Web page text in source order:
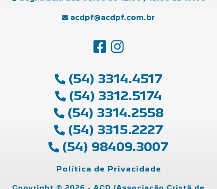
acdpf@acdpf.com.br
(54) 3314.4517
(54) 3312.5174
(54) 3314.2558
(54) 3315.2227
(54) 98409.3007
Política de Privacidade